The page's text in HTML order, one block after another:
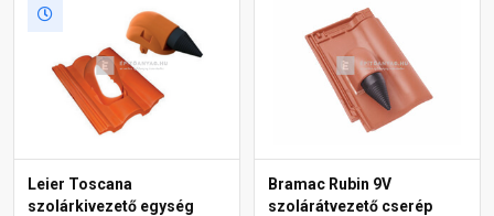
Leier Toscana
szolárkivezető egység
Bramac Rubin 9V
szolárátvezető cserép